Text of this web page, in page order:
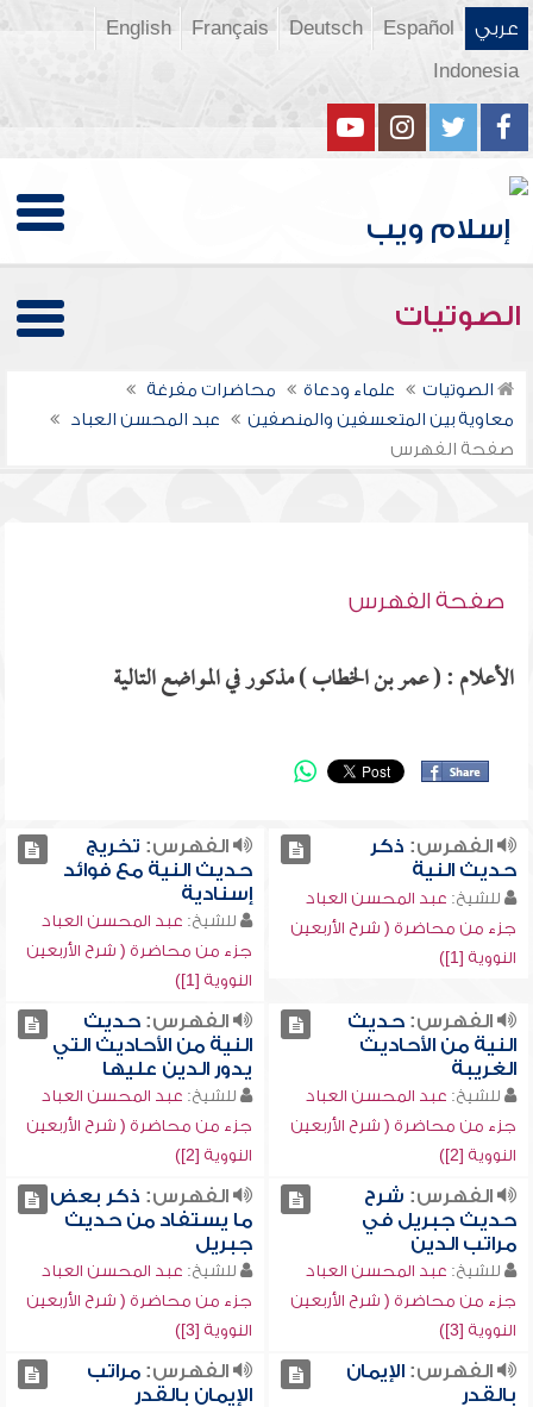
عربي Español
Deutsch
Français
English
Indonesia
الصوتيات
الصوتيات علماء ودعاة
محاضرات مفرغة
معاوية بين المتعسفين والمنصفين
عبد المحسن العباد
صفحة الفهرس
صفحة الفهرس
الأعلام : ( عمر بن الخطاب ) مذكور في المواضع التالية
الفهرس: ذكر
حديث النية
للشيخ: عبد المحسن العباد
جزء من محاضرة ( شرح الأربعين
النووية [1])
الفهرس: تخريج
حديث النية مع فوائد
إسنادية
للشيخ: عبد المحسن العباد
جزء من محاضرة ( شرح الأربعين
النووية [1])
الفهرس:حديث
النية من الأحاديث
الغريبة
للشيخ: عبد المحسن العباد
جزء من محاضرة ( شرح الأربعين
النووية [2])
الفهرس:حديث
النية من الأحاديث التي
يدور الدين عليها
للشيخ: عبد المحسن العباد
جزء من محاضرة ( شرح الأربعين
النووية [2])
الفهرس: شرح
حديث جبريل في
مراتب الدين
للشيخ: عبد المحسن العباد
جزء من محاضرة ( شرح الأربعين
النووية [3])
الفهرس: ذكر بعض
ما يستفاد من حديث
جبريل
للشيخ: عبد المحسن العباد
جزء من محاضرة ( شرح الأربعين
النووية [3])
الفهرس:الإيمان
بالقدر
الفهرس:مراتب
الإيمان بالقدر